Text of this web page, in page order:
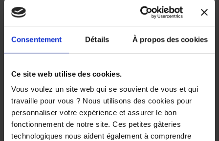
Consentement Détails À propos des cookies
Ce site web utilise des cookies.
Vous voulez un site web qui se souvient de vous et qui
travaille pour vous ? Nous utilisons des cookies pour
personnaliser votre expérience et assurer le bon
fonctionnement de notre site. Ces petites gâteries
technologiques nous aident également à comprendre
Synthese 1L
29,90 €
13,45 €
RAPIDE